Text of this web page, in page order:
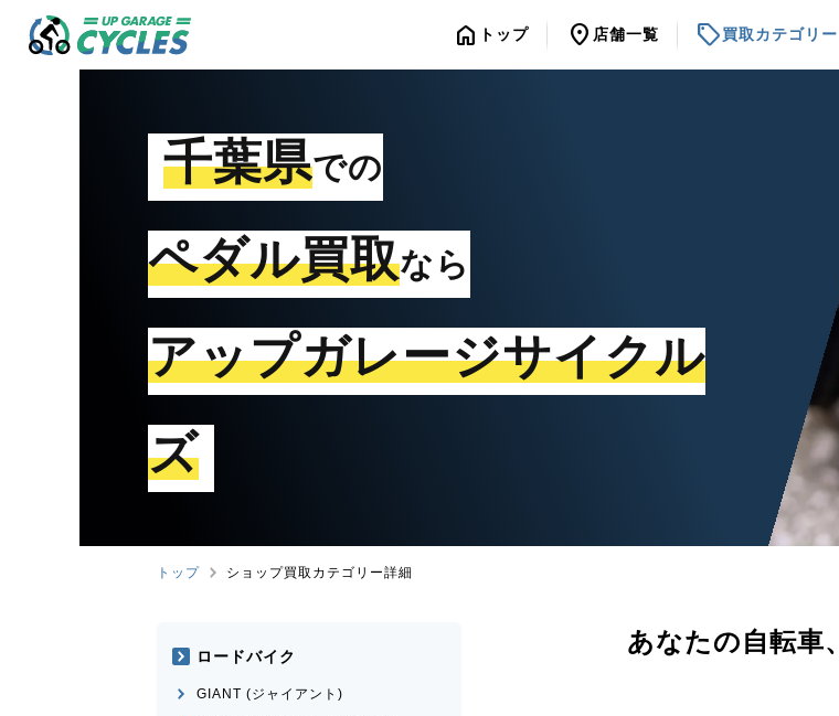
home トップ location_on 店舗一覧 sell買取カテゴリー
千葉県での
ペダル買取なら
アップガレージサイクル
ズ
トップ ショップ買取カテゴリー詳細
あなたの自転車、
ロードバイク
GIANT (ジャイアント)